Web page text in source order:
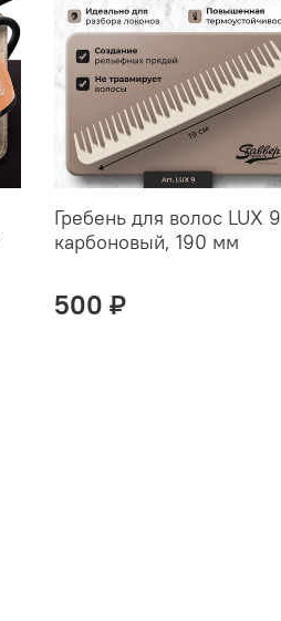
Гребень для волос LUX 9
карбоновый, 190 мм
500 ₽